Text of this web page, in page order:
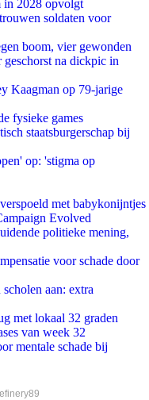
in 2028 opvolgt
soldaten voor
boom, vier gewonden
na dickpic in
Kaagman op 79-jarige
fysieke games
staatsburgerschap bij
op: 'stigma op
met babykonijntjes
Evolved
politieke mening,
voor schade door
aan: extra
met lokaal 32 graden
van week 32
mentale schade bij